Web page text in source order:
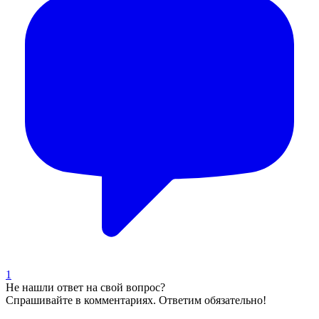
1
Не нашли ответ на свой вопрос?
Спрашивайте в комментариях. Ответим обязательно!